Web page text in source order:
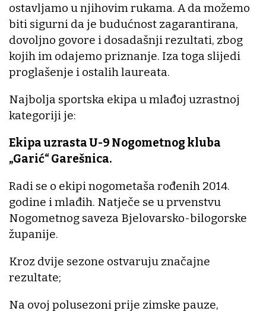
ostavljamo u njihovim rukama. A da možemo
biti sigurni da je budućnost zagarantirana,
dovoljno govore i dosadašnji rezultati, zbog
kojih im odajemo priznanje. Iza toga slijedi
proglašenje i ostalih laureata.
Najbolja sportska ekipa u mlađoj uzrastnoj
kategoriji je:
Ekipa uzrasta U-9 Nogometnog kluba
„Garić“ Garešnica.
Radi se o ekipi nogometaša rođenih 2014.
godine i mlađih. Natječe se u prvenstvu
Nogometnog saveza Bjelovarsko-bilogorske
županije.
Kroz dvije sezone ostvaruju značajne
rezultate;
Na ovoj polusezoni prije zimske pauze,